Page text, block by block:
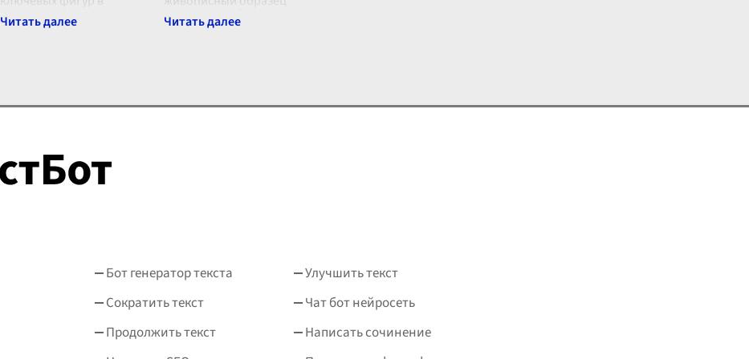
российской истории, и мое
отношение к его образу
русского изобразительного
искусства, который
Бот генератор текста
Улучшить текст
Сократить текст
Чат бот нейросеть
Продолжить текст
Написать сочинение